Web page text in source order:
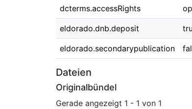
dcterms.accessRights
eldorado.dnb.deposit
eldorado.secondarypublication
Dateien
Originalbündel
Gerade angezeigt 1 - 1 von 1